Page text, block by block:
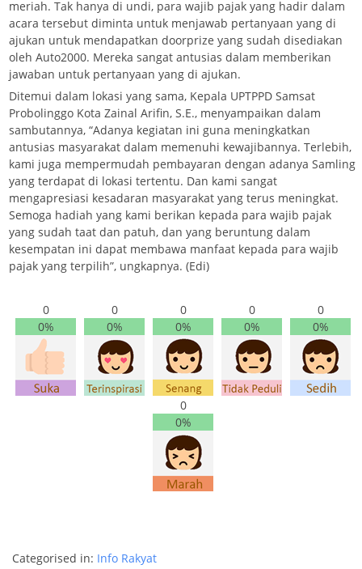
meriah. Tak hanya di undi, para wajib pajak yang hadir dalam
acara tersebut diminta untuk menjawab pertanyaan yang di
ajukan untuk mendapatkan doorprize yang sudah disediakan
oleh Auto2000. Mereka sangat antusias dalam memberikan
jawaban untuk pertanyaan yang di ajukan.
Ditemui dalam lokasi yang sama, Kepala UPTPPD Samsat
Probolinggo Kota Zainal Arifin, S.E., menyampaikan dalam
sambutannya, “Adanya kegiatan ini guna meningkatkan
antusias masyarakat dalam memenuhi kewajibannya. Terlebih,
kami juga mempermudah pembayaran dengan adanya Samling
yang terdapat di lokasi tertentu. Dan kami sangat
mengapresiasi kesadaran masyarakat yang terus meningkat.
Semoga hadiah yang kami berikan kepada para wajib pajak
yang sudah taat dan patuh, dan yang beruntung dalam
kesempatan ini dapat membawa manfaat kepada para wajib
pajak yang terpilih”, ungkapnya. (Edi)
0
0%
0
0%
0
0%
0
0%
0
0%
0
0%
Categorised in: Info Rakyat